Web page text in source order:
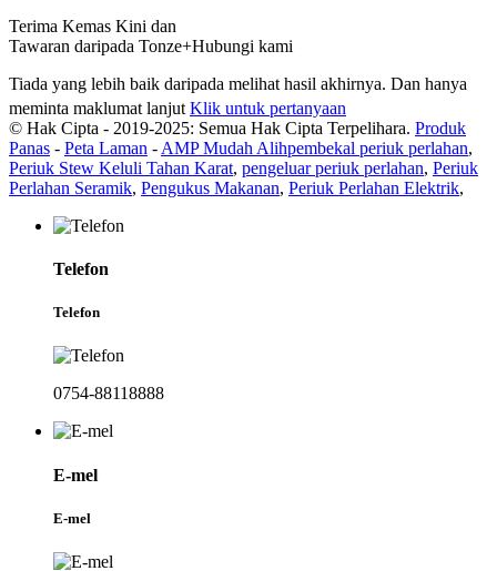
Terima Kemas Kini dan
Tawaran daripada Tonze+Hubungi kami
Tiada yang lebih baik daripada melihat hasil akhirnya. Dan hanya
meminta maklumat lanjut Klik untuk pertanyaan
© Hak Cipta - 2019-2025: Semua Hak Cipta Terpelihara. Produk
Panas - Peta Laman - AMP Mudah Alihpembekal periuk perlahan,
Periuk Stew Keluli Tahan Karat, pengeluar periuk perlahan, Periuk
Perlahan Seramik, Pengukus Makanan, Periuk Perlahan Elektrik,
Telefon
Telefon
0754-88118888
E-mel
E-mel